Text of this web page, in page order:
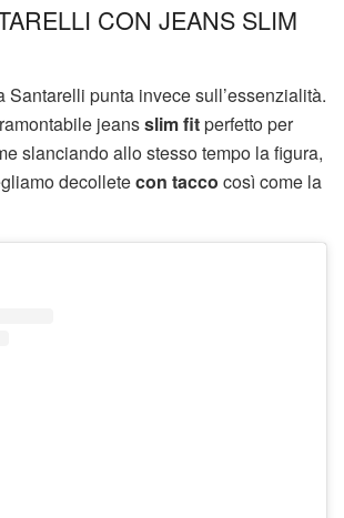
CON JEANS SLIM
Santarelli punta invece sull’essenzialità.
jeansslim fitperfetto per
slanciando allo stesso tempo la figura,
decolletecon tacco così come la